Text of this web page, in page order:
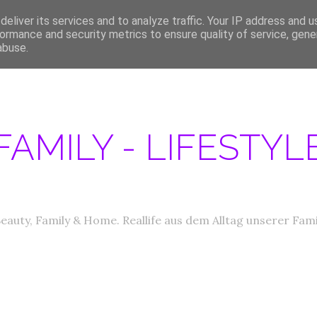
MEDIA DATEN ABOUT PRODUKTTESTER GESUCHT
-
Family & Home. Reallife aus dem Alltag unserer
its services and to analyze traffic. Your IP address and
and security metrics to ensure quality of service,